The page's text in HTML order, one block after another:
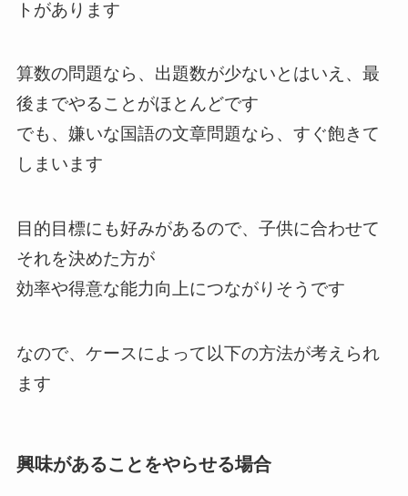
トがあります
算数の問題なら、出題数が少ないとはいえ、最
後までやることがほとんどです
でも、嫌いな国語の文章問題なら、すぐ飽きて
しまいます
目的目標にも好みがあるので、子供に合わせて
それを決めた方が
効率や得意な能力向上につながりそうです
なので、ケースによって以下の方法が考えられ
ます
興味があることをやらせる場合